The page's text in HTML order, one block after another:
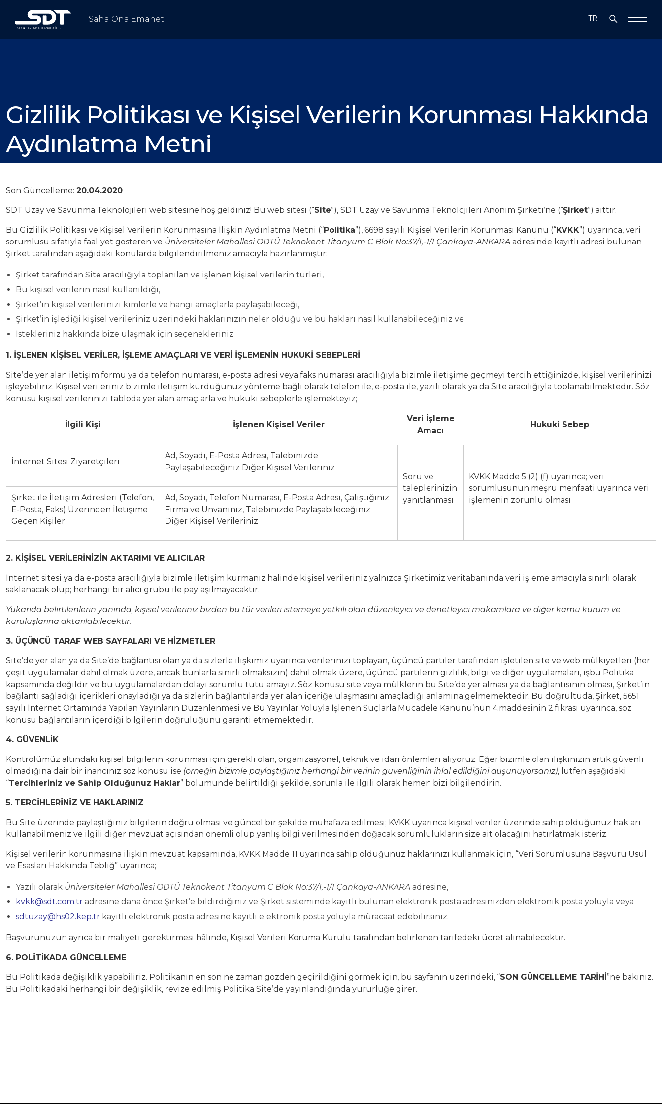
Saha Ona Emanet TR
EN
Kimiz
Harp ve Haberleşme
ve Bilişim Teknolojileri
Gizlilik Politikası ve Kişisel Verilerin Korunması Hakkında
Aydınlatma Metni
Son Güncelleme: 20.04.2020
SDT Uzay ve Savunma Teknolojileri web sitesine hoş geldiniz! Bu web sitesi (“Site”), SDT Uzay ve Savunma Teknolojileri Anonim Şirketi’ne (“Şirket”) aittir.
Bu Gizlilik Politikası ve Kişisel Verilerin Korunmasına İlişkin Aydınlatma Metni (“Politika”), 6698 sayılı Kişisel Verilerin Korunması Kanunu (“KVKK”) uyarınca, veri
sorumlusu sıfatıyla faaliyet gösteren ve Üniversiteler Mahallesi ODTÜ Teknokent Titanyum C Blok No:37/1,-1/1 Çankaya-ANKARA adresinde kayıtlı adresi bulunan
Şirket tarafından aşağıdaki konularda bilgilendirilmeniz amacıyla hazırlanmıştır:
Şirket tarafından Site aracılığıyla toplanılan ve işlenen kişisel verilerin türleri,
Bu kişisel verilerin nasıl kullanıldığı,
Şirket’in kişisel verilerinizi kimlerle ve hangi amaçlarla paylaşabileceği,
Şirket’in işlediği kişisel verileriniz üzerindeki haklarınızın neler olduğu ve bu hakları nasıl kullanabileceğiniz ve
İstekleriniz hakkında bize ulaşmak için seçenekleriniz
1. İŞLENEN KİŞİSEL VERİLER, İŞLEME AMAÇLARI VE VERİ İŞLEMENİN HUKUKİ SEBEPLERİ
Site’de yer alan iletişim formu ya da telefon numarası, e-posta adresi veya faks numarası aracılığıyla bizimle iletişime geçmeyi tercih ettiğinizde, kişisel verilerinizi
işleyebiliriz. Kişisel verileriniz bizimle iletişim kurduğunuz yönteme bağlı olarak telefon ile, e-posta ile, yazılı olarak ya da Site aracılığıyla toplanabilmektedir. Söz
konusu kişisel verilerinizi tabloda yer alan amaçlarla ve hukuki sebeplerle işlemekteyiz;
İlgili Kişi İşlenen Kişisel Veriler
Veri İşleme
Amacı
Hukuki Sebep
İnternet Sitesi Ziyaretçileri
Ad, Soyadı, E-Posta Adresi, Talebinizde
Paylaşabileceğiniz Diğer Kişisel Verileriniz
Soru ve
taleplerinizin
yanıtlanması
KVKK Madde 5 (2) (f) uyarınca; veri
sorumlusunun meşru menfaati uyarınca veri
işlemenin zorunlu olması
Şirket ile İletişim Adresleri (Telefon,
E-Posta, Faks) Üzerinden İletişime
Geçen Kişiler
Ad, Soyadı, Telefon Numarası, E-Posta Adresi, Çalıştığınız
Firma ve Unvanınız, Talebinizde Paylaşabileceğiniz
Diğer Kişisel Verileriniz
2. KİŞİSEL VERİLERİNİZİN AKTARIMI VE ALICILAR
İnternet sitesi ya da e-posta aracılığıyla bizimle iletişim kurmanız halinde kişisel verileriniz yalnızca Şirketimiz veritabanında veri işleme amacıyla sınırlı olarak
saklanacak olup; herhangi bir alıcı grubu ile paylaşılmayacaktır.
Yukarıda belirtilenlerin yanında, kişisel verileriniz bizden bu tür verileri istemeye yetkili olan düzenleyici ve denetleyici makamlara ve diğer kamu kurum ve
kuruluşlarına aktarılabilecektir.
3. ÜÇÜNCÜ TARAF WEB SAYFALARI VE HİZMETLER
Site’de yer alan ya da Site’de bağlantısı olan ya da sizlerle ilişkimiz uyarınca verilerinizi toplayan, üçüncü partiler tarafından işletilen site ve web mülkiyetleri (her
çeşit uygulamalar dahil olmak üzere, ancak bunlarla sınırlı olmaksızın) dahil olmak üzere, üçüncü partilerin gizlilik, bilgi ve diğer uygulamaları, işbu Politika
kapsamında değildir ve bu uygulamalardan dolayı sorumlu tutulamayız. Söz konusu site veya mülklerin bu Site’de yer alması ya da bağlantısının olması, Şirket’in
bağlantı sağladığı içerikleri onayladığı ya da sizlerin bağlantılarda yer alan içeriğe ulaşmasını amaçladığı anlamına gelmemektedir. Bu doğrultuda, Şirket, 5651
sayılı İnternet Ortamında Yapılan Yayınların Düzenlenmesi ve Bu Yayınlar Yoluyla İşlenen Suçlarla Mücadele Kanunu’nun 4.maddesinin 2.fıkrası uyarınca, söz
konusu bağlantıların içerdiği bilgilerin doğruluğunu garanti etmemektedir.
4. GÜVENLİK
Kontrolümüz altındaki kişisel bilgilerin korunması için gerekli olan, organizasyonel, teknik ve idari önlemleri alıyoruz. Eğer bizimle olan ilişkinizin artık güvenli
olmadığına dair bir inancınız söz konusu ise (örneğin bizimle paylaştığınız herhangi bir verinin güvenliğinin ihlal edildiğini düşünüyorsanız), lütfen aşağıdaki
“Tercihleriniz ve Sahip Olduğunuz Haklar” bölümünde belirtildiği şekilde, sorunla ile ilgili olarak hemen bizi bilgilendirin.
5. TERCİHLERİNİZ VE HAKLARINIZ
Bu Site üzerinde paylaştığınız bilgilerin doğru olması ve güncel bir şekilde muhafaza edilmesi; KVKK uyarınca kişisel veriler üzerinde sahip olduğunuz hakları
kullanabilmeniz ve ilgili diğer mevzuat açısından önemli olup yanlış bilgi verilmesinden doğacak sorumlulukların size ait olacağını hatırlatmak isteriz.
Kişisel verilerin korunmasına ilişkin mevzuat kapsamında, KVKK Madde 11 uyarınca sahip olduğunuz haklarınızı kullanmak için, “Veri Sorumlusuna Başvuru Usul
ve Esasları Hakkında Tebliğ” uyarınca;
Yazılı olarak Üniversiteler Mahallesi ODTÜ Teknokent Titanyum C Blok No:37/1,-1/1 Çankaya-ANKARA adresine,
kvkk@sdt.com.tr adresine daha önce Şirket’e bildirdiğiniz ve Şirket sisteminde kayıtlı bulunan elektronik posta adresinizden elektronik posta yoluyla veya
sdtuzay@hs02.kep.tr kayıtlı elektronik posta adresine kayıtlı elektronik posta yoluyla müracaat edebilirsiniz.
Başvurunuzun ayrıca bir maliyeti gerektirmesi hâlinde, Kişisel Verileri Koruma Kurulu tarafından belirlenen tarifedeki ücret alınabilecektir.
6. POLİTİKADA GÜNCELLEME
Bu Politikada değişiklik yapabiliriz. Politikanın en son ne zaman gözden geçirildiğini görmek için, bu sayfanın üzerindeki, “SON GÜNCELLEME TARİHİ”ne bakınız.
Bu Politikadaki herhangi bir değişiklik, revize edilmiş Politika Site’de yayınlandığında yürürlüğe girer.